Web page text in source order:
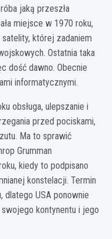
jaką przeszła
miejsce w 1970 roku,
której zadaniem
Ostatnia taka
dość dawno. Obecnie
informatycznymi.
obsługa, ulepszanie i
przed pociskami,
Ma to sprawić
Grumman
kiedy to podpisano
konstelacji. Termin
dlatego USA ponownie
kontynentu i jego